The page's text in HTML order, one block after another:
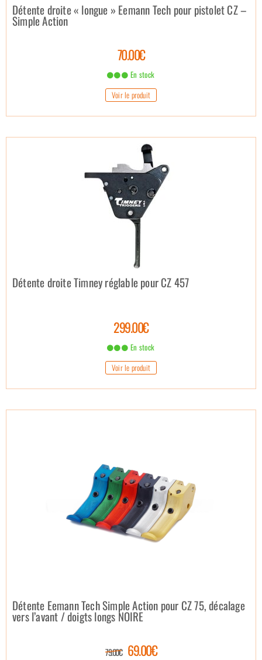
Détente droite « longue » Eemann Tech pour pistolet CZ –
Simple Action
70.00€
En stock
Voir le produit
Détente droite Timney réglable pour CZ 457
299.00€
En stock
Voir le produit
Détente Eemann Tech Simple Action pour CZ 75, décalage
vers l’avant / doigts longs NOIRE
79.00€ 69.00€